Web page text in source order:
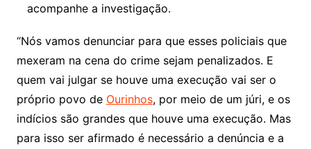
acompanhe a investigação.
“Nós vamos denunciar para que esses policiais que
mexeram na cena do crime sejam penalizados. E
quem vai julgar se houve uma execução vai ser o
próprio povo de Ourinhos, por meio de um júri, e os
indícios são grandes que houve uma execução. Mas
para isso ser afirmado é necessário a denúncia e a